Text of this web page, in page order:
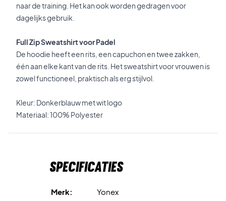
naar de training. Het kan ook worden gedragen voor
dagelijks gebruik.
Full Zip Sweatshirt voor Padel
De hoodie heeft een rits, een capuchon en twee zakken,
één aan elke kant van de rits. Het sweatshirt voor vrouwen is
zowel functioneel, praktisch als erg stijlvol.
Kleur: Donkerblauw met wit logo
Materiaal: 100% Polyester
Specificaties
Merk:
Yonex